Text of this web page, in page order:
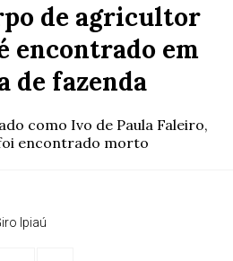
de agricultor
encontrado em
de fazenda
como Ivo de Paula Faleiro,
encontrado morto
Ipiaú